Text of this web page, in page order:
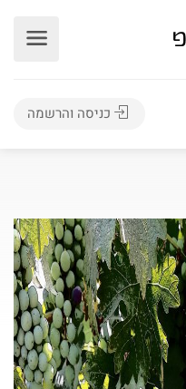
כניסה והרשמה